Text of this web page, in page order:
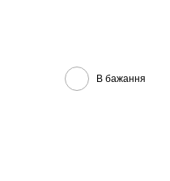
В бажання